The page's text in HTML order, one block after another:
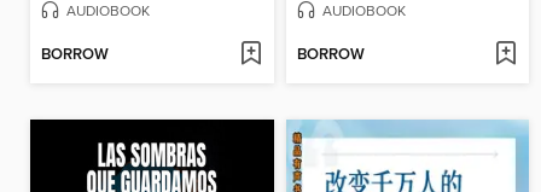
AUDIOBOOK
BORROW
AUDIOBOOK
BORROW